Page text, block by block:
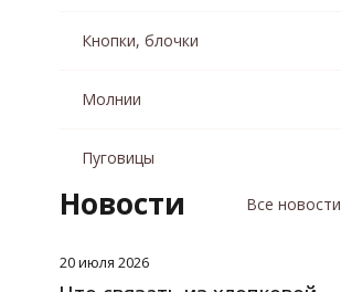
Кнопки, блочки
Молнии
Пуговицы
Новости Все новости
20 июля 2026